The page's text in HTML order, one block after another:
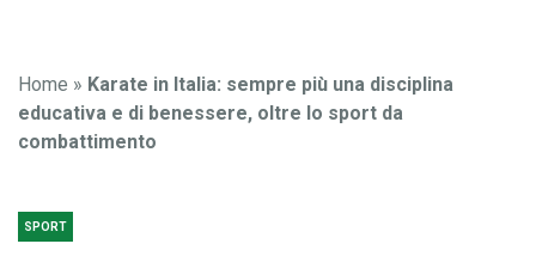
Home » Karate in Italia: sempre più una disciplina
educativa e di benessere, oltre lo sport da
combattimento
SPORT